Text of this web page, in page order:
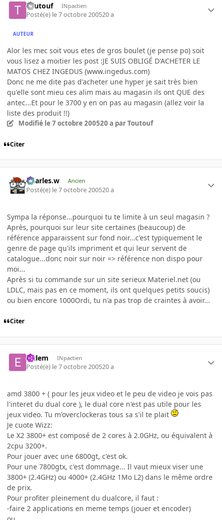
Toutouf INpactien
Posté(e) le 7 octobre 200520 a
AUTEUR
Alor les mec soit vous etes de gros boulet (je pense po) soit
vous lisez a moitier les post :JE SUIS OBLIGÉ D'ACHETER LE
MATOS CHEZ INGEDUS (www.ingedus.com)
Donc ne me dite pas d'acheter une hyper je sait très bien
qu'elle sont mieu ces alim mais au magasin ils ont QUE des
antec...Et pour le 3700 y en on pas au magasin (allez voir la
liste des produit !!)
Modifié le 7 octobre 200520 a par Toutouf
Citer
Charles.w Ancien
Posté(e) le 7 octobre 200520 a
Sympa la réponse...pourquoi tu te limite à un seul magasin ?
Après, pourquoi sur leur site certaines (beaucoup) de
référence apparaissent sur fond noir...c'est typiquement le
genre de page qu'ils impriment et qui leur servent de
catalogue...donc noir sur noir => référence non dispo pour
moi...
Après si tu commande sur un site serieux Materiel.net (ou
LDLC, mais pas en ce moment, ils ont quelques petits soucis)
ou bien encore 1000Ordi, tu n'a pas trop de craintes à avoir...
Citer
elclem INpactien
Posté(e) le 7 octobre 200520 a
amd 3800 + ( pour les jeux video et le peu de video je vois pas
l'interet du dual core ), le dual core n'est pas utile pour les
jeux video. Tu m'overclockeras tous sa s'il te plait
Je cuote Wizz:
Le X2 3800+ est composé de 2 cores à 2.0GHz, ou équivalent à
2cpu 3200+.
Pour jouer avec une 6800gt, c'est ok.
Pour une 7800gtx, c'est dommage... Il vaut mieux viser une
3800+ (2.4GHz) ou 4000+ (2.4GHz 1Mo L2) dans le même ordre
de prix.
Pour profiter pleinement du dualcore, il faut :
-faire 2 applications en meme temps (jouer et encoder)